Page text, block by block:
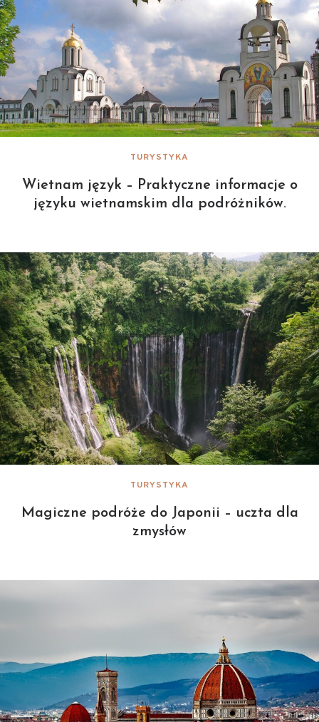
TURYSTYKA
Wietnam język – Praktyczne informacje o
języku wietnamskim dla podróżników.
TURYSTYKA
Magiczne podróże do Japonii – uczta dla
zmysłów